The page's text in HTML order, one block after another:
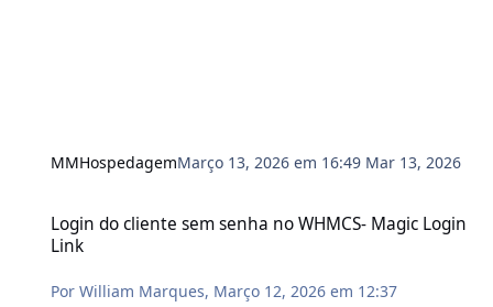
MMHospedagemMarço 13, 2026 em 16:49 Mar 13, 2026
Login do cliente sem senha no WHMCS- Magic Login
Link
PorWilliam Marques, Março 12, 2026 em 12:37